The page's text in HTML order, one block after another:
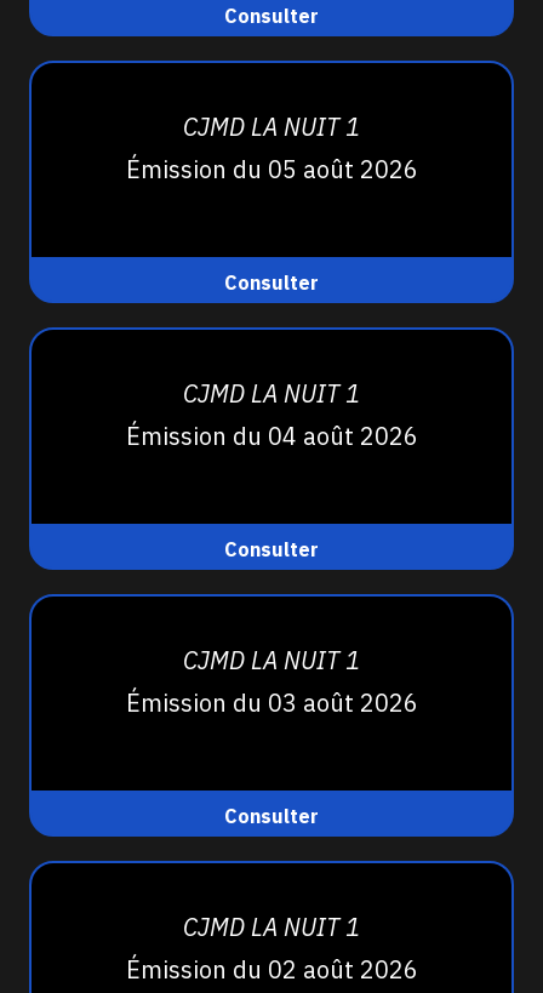
Consulter
CJMD LA NUIT 1
Émission du 05 août 2026
Consulter
CJMD LA NUIT 1
Émission du 04 août 2026
Consulter
CJMD LA NUIT 1
Émission du 03 août 2026
Consulter
CJMD LA NUIT 1
Émission du 02 août 2026